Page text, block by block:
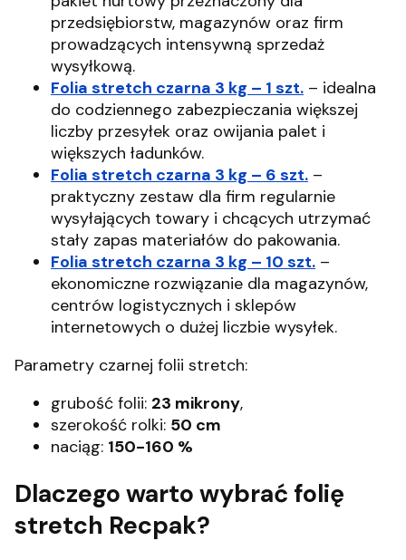
przedsiębiorstw, magazynów oraz firm
prowadzących intensywną sprzedaż
wysyłkową.
Folia stretch czarna 3 kg – 1 szt. – idealna
do codziennego zabezpieczania większej
liczby przesyłek oraz owijania palet i
większych ładunków.
Folia stretch czarna 3 kg – 6 szt. –
praktyczny zestaw dla firm regularnie
wysyłających towary i chcących utrzymać
stały zapas materiałów do pakowania.
Folia stretch czarna 3 kg – 10 szt. –
ekonomiczne rozwiązanie dla magazynów,
centrów logistycznych i sklepów
internetowych o dużej liczbie wysyłek.
Parametry czarnej folii stretch:
grubość folii: 23 mikrony,
szerokość rolki: 50 cm
naciąg: 150-160 %
Dlaczego warto wybrać folię
stretch Recpak?